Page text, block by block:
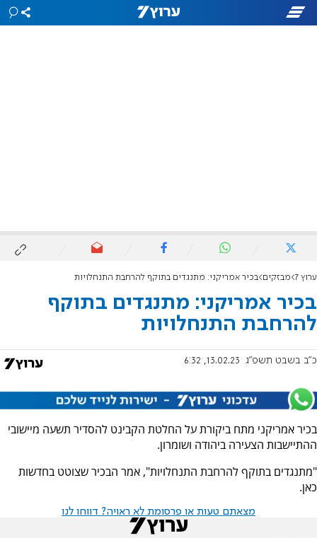
ערוץ 7 מבזקים בכיר אמריקני: מתנגדים בתוקף להרחבת התנחלויות
בכיר אמריקני: מתנגדים בתוקף
להרחבת התנחלויות
כ"ב בשבט תשפ"ג 13.02.23, 6:32
בכיר אמריקני מתח ביקורת על החלטת הקבינט להסדיר תשעה מיישובי
ההתיישבות הצעירה ביהודה ושומרון.
"מתנגדים בתוקף להרחבת התנחלויות", אמר הבכיר שצוטט בחדשות
כאן.
מצאתם טעות או פרסומת לא ראויה? דווחו לנו